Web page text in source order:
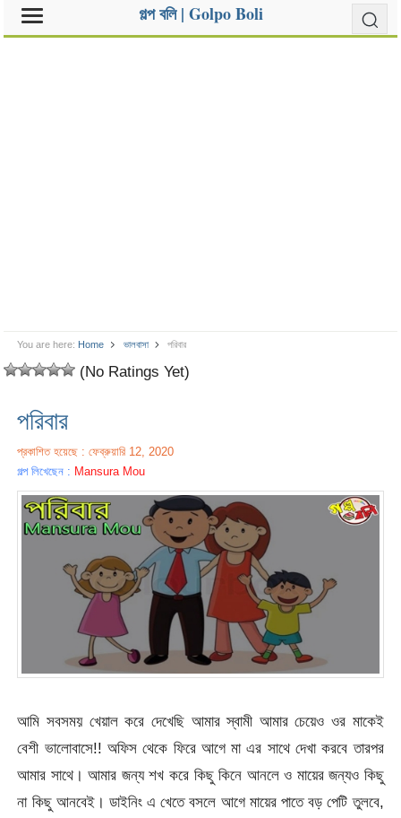
গল্প বলি | Golpo Boli
You are here: Home ভালবাসা পরিবার
(No Ratings Yet)
পরিবার
প্রকাশিত হয়েছে : ফেব্রুয়ারি 12, 2020
গল্প লিখেছেন : Mansura Mou
আমি সবসময় খেয়াল করে দেখেছি আমার স্বামী আমার চেয়েও ওর মাকেই
বেশী ভালোবাসে!! অফিস থেকে ফিরে আগে মা এর সাথে দেখা করবে তারপর
আমার সাথে। আমার জন্য শখ করে কিছু কিনে আনলে ও মায়ের জন্যও কিছু
না কিছু আনবেই। ডাইনিং এ খেতে বসলে আগে মায়ের পাতে বড় পেটি তুলবে,